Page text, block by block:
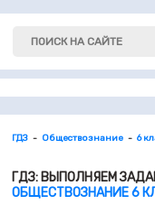
ГДЗ Обществознание 6
ГДЗ: ВЫПОЛНЯЕМ
ОБЩЕСТВОЗНАНИЕ 6